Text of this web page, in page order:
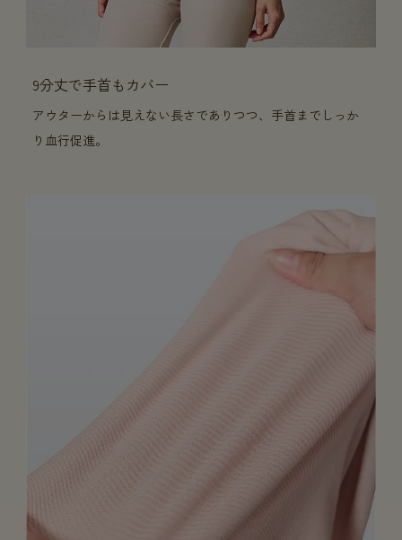
9分丈で手首もカバー
アウターからは見えない長さでありつつ、手首までしっか
り血行促進。